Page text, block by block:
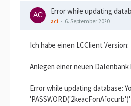
Error while updating
aci 6. September 2020
Ich habe einen LCClient
Anlegen einer neuen
Error while updating database: